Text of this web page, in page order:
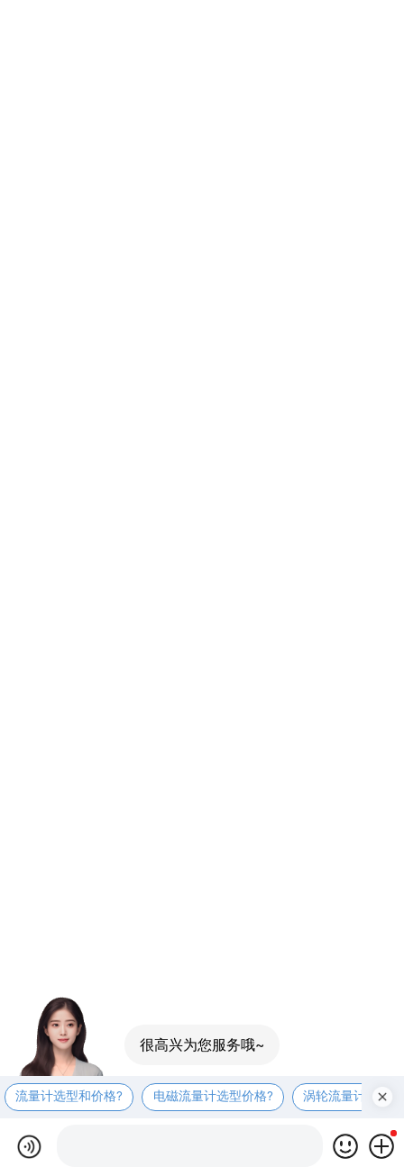
很高兴为您服务哦~
流量计选型和价格? 电磁流量计选型价格? 涡轮流量计选型